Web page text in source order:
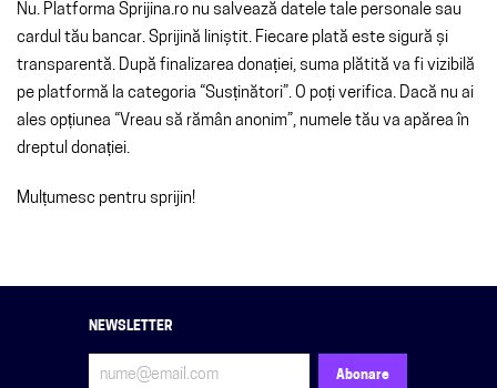
Nu. Platforma Sprijina.ro nu salvează datele tale personale sau
cardul tău bancar. Sprijină liniștit. Fiecare plată este sigură și
transparentă. După finalizarea donației, suma plătită va fi vizibilă
pe platformă la categoria “Susținători”. O poți verifica. Dacă nu ai
ales opțiunea “Vreau să rămân anonim”, numele tău va apărea în
dreptul donației.
Mulțumesc pentru sprijin!
NEWSLETTER